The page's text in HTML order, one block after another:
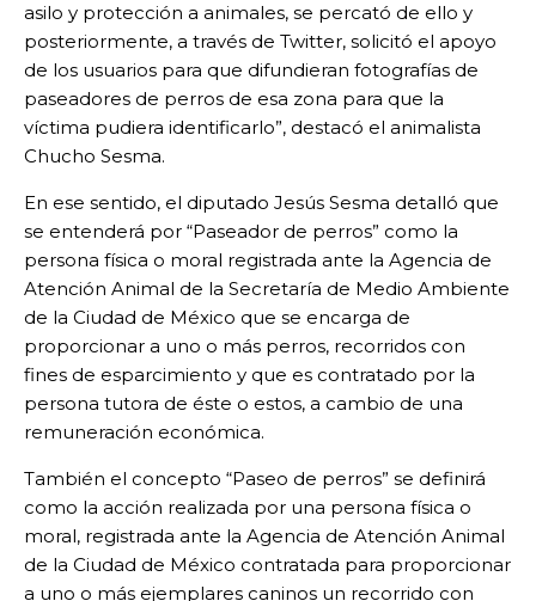
asilo y protección a animales, se percató de ello y
posteriormente, a través de Twitter, solicitó el apoyo
de los usuarios para que difundieran fotografías de
paseadores de perros de esa zona para que la
víctima pudiera identificarlo”, destacó el animalista
Chucho Sesma.
En ese sentido, el diputado Jesús Sesma detalló que
se entenderá por “Paseador de perros” como la
persona física o moral registrada ante la Agencia de
Atención Animal de la Secretaría de Medio Ambiente
de la Ciudad de México que se encarga de
proporcionar a uno o más perros, recorridos con
fines de esparcimiento y que es contratado por la
persona tutora de éste o estos, a cambio de una
remuneración económica.
También el concepto “Paseo de perros” se definirá
como la acción realizada por una persona física o
moral, registrada ante la Agencia de Atención Animal
de la Ciudad de México contratada para proporcionar
a uno o más ejemplares caninos un recorrido con